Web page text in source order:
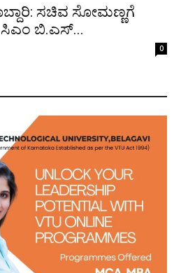
ಸಚಿವ ಸೋಮಣ್ಣಗೆ
ಬಿ.ಎಸ್...
0